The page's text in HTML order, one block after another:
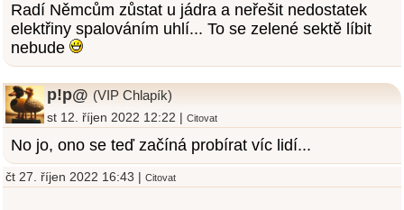
Radí Němcům zůstat u jádra a neřešit nedostatek
elektřiny spalováním uhlí... To se zelené sektě líbit
nebude
p!p@ (VIP Chlapík)
st 12. říjen 2022 12:22 |Citovat
No jo, ono se teď začíná probírat víc lidí...
čt 27. říjen 2022 16:43 | Citovat